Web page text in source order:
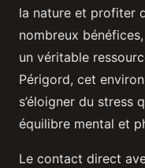
la nature et profiter
nombreux
un véritable
Périgord, cet
s’éloigner du stress
équilibre mental et
Le contact direct